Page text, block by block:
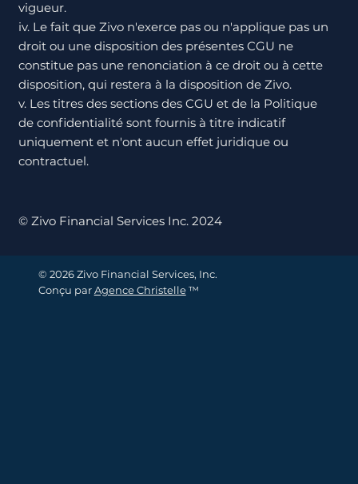
vigueur.
iv. Le fait que Zivo n'exerce pas ou n'applique pas un
droit ou une disposition des présentes CGU ne
constitue pas une renonciation à ce droit ou à cette
disposition, qui restera à la disposition de Zivo.
v. Les titres des sections des CGU et de la Politique
de confidentialité sont fournis à titre indicatif
uniquement et n'ont aucun effet juridique ou
contractuel.
© Zivo Financial Services Inc. 2024
© 2026 Zivo Financial Services, Inc.
Conçu parAgence Christelle™